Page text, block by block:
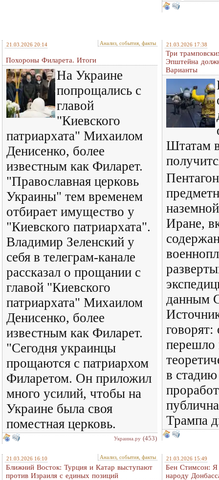
21.03.2026 20:14 Анализ, события, факты
Похороны Филарета. Итоги
На Украине
попрощались с
главой
"Киевского
патриархата" Михаилом
Денисенко, более
известным как Филарет.
"Православная церковь
Украины" тем временем
отбирает имущество у
"Киевского патриархата".
Владимир Зеленский у
себя в телеграм-канале
рассказал о прощании с
главой "Киевского
патриархата" Михаилом
Денисенко, более
известным как Филарет.
"Сегодня украинцы
прощаются с патриархом
Филаретом. Он приложил
много усилий, чтобы на
Украине была своя
поместная церковь.
Украина.ру (453)
21.03.2026 17:38
Три
Эпштейна
Варианты
Штатам
Иране,
данным
перешло
в
Трампа
21.03.2026 16:10 Анализ, события, факты
Ближний Восток: Турция и Катар выступают
против Израиля с единых позиций
21.03.2026 15:49
Бен Стимсон: Я
народу